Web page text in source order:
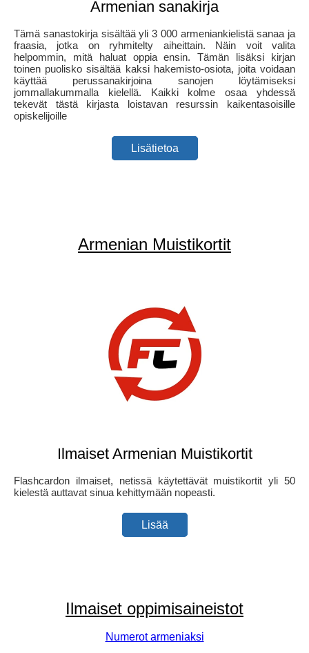
Armenian sanakirja
Tämä sanastokirja sisältää yli 3 000 armeniankielistä sanaa ja
fraasia, jotka on ryhmitelty aiheittain. Näin voit valita
helpommin, mitä haluat oppia ensin. Tämän lisäksi kirjan
toinen puolisko sisältää kaksi hakemisto-osiota, joita voidaan
käyttää perussanakirjoina sanojen löytämiseksi
jommallakummalla kielellä. Kaikki kolme osaa yhdessä
tekevät tästä kirjasta loistavan resurssin kaikentasoisille
opiskelijoille
Lisätietoa
Armenian Muistikortit
Ilmaiset Armenian Muistikortit
Flashcardon ilmaiset, netissä käytettävät muistikortit yli 50
kielestä auttavat sinua kehittymään nopeasti.
Lisää
Ilmaiset oppimisaineistot
Numerot armeniaksi